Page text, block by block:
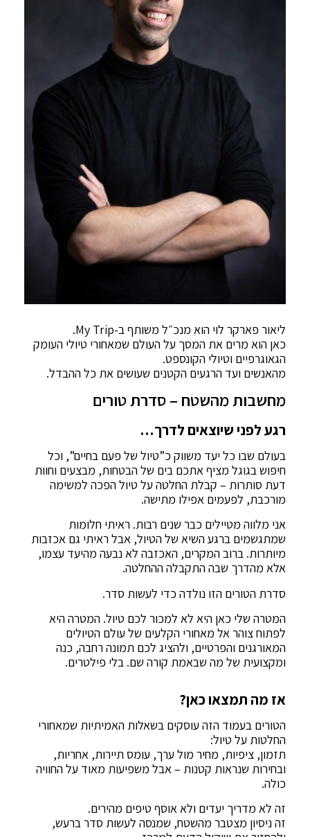
ליאור פארקר לוי הוא מנכ״ל משותף ב-My Trip.
כאן הוא מרים את המסך על העולם שמאחורי טיולי העומק
הגאוגרפיים וטיולי הקונספט.
מהאנשים ועד הרגעים הקטנים שעושים את כל ההבדל.
מחשבות מהשטח – סדרת טורים
רגע לפני שיוצאים לדרך…
בעולם שבו כל יעד משווק כ”טיול של פעם בחיים”, וכל
חיפוש בגוגל מציף אתכם בים של הבטחות, מבצעים וחוות
דעת סותרות – קבלת החלטה על טיול הפכה למשימה
מורכבת, לפעמים אפילו מתישה.
אני מלווה מטיילים כבר שנים רבות. ראיתי חלומות
שמתגשמים ברגע השיא של הטיול, אבל ראיתי גם אכזבות
מיותרות. ברוב המקרים, האכזבה לא נבעה מהיעד עצמו,
אלא מהדרך שבה התקבלה ההחלטה.
סדרת הטורים הזו נולדה כדי לעשות סדר.
המטרה שלי כאן היא לא למכור לכם טיול. המטרה היא
לפתוח צוהר אל מאחורי הקלעים של עולם הטיולים
המאורגנים והפרטיים, ולהציג לכם תמונה רחבה, כנה
ומקצועית של מה שבאמת קורה שם. בלי פילטרים.
אז מה תמצאו כאן?
הטורים בעמוד הזה עוסקים בשאלות האמיתיות שמאחורי
החלטות על טיול:
תזמון, ציפיות, מחיר מול ערך, עומס תיירות, אחריות,
ובחירות שנראות קטנות – אבל משפיעות מאוד על החוויה
כולה.
זה לא מדריך יעדים ולא אוסף טיפים מהירים.
זה ניסיון מצטבר מהשטח, שמנסה לעשות סדר ברעש,